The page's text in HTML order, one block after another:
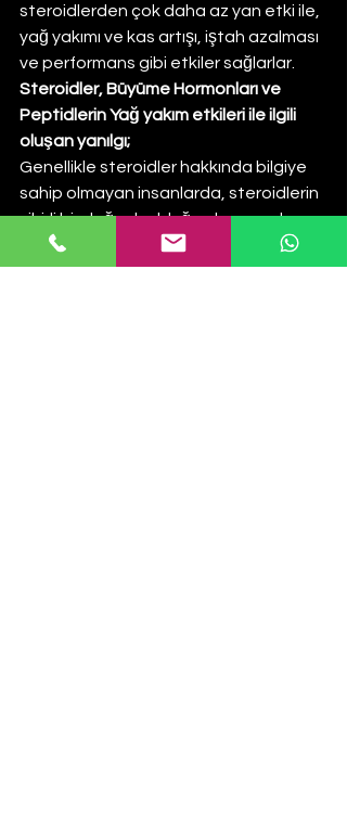
steroidlerden çok daha az yan etki ile,
yağ yakımı ve kas artışı, iştah azalması
ve performans gibi etkiler sağlarlar.
Steroidler, Büyüme Hormonları ve
Peptidlerin Yağ yakım etkileri ile ilgili
oluşan yanılgı;
Genellikle steroidler hakkında bilgiye
sahip olmayan insanlarda, steroidlerin
sihirli bir değnek olduğu algısı vardır.
Kesinlikle sihirli bir değnek, büyülü bir
hap değildir bu ürünler. Bu ürünleri